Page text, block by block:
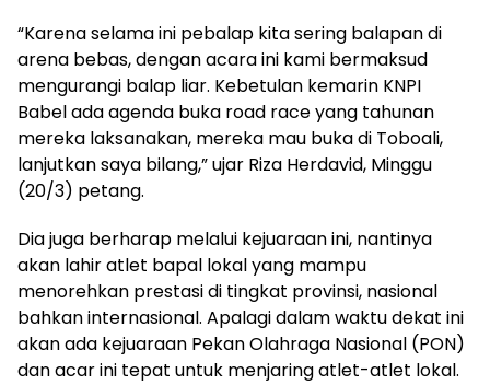
“Karena selama ini pebalap kita sering balapan di
arena bebas, dengan acara ini kami bermaksud
mengurangi balap liar. Kebetulan kemarin KNPI
Babel ada agenda buka road race yang tahunan
mereka laksanakan, mereka mau buka di Toboali,
lanjutkan saya bilang,” ujar Riza Herdavid, Minggu
(20/3) petang.
Dia juga berharap melalui kejuaraan ini, nantinya
akan lahir atlet bapal lokal yang mampu
menorehkan prestasi di tingkat provinsi, nasional
bahkan internasional. Apalagi dalam waktu dekat ini
akan ada kejuaraan Pekan Olahraga Nasional (PON)
dan acar ini tepat untuk menjaring atlet-atlet lokal.